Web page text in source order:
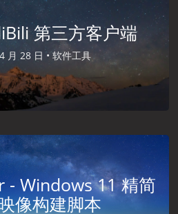
第三方客户端
月 28 日 •软件工具
- Windows 11 精简
像构建脚本